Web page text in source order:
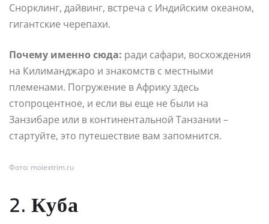
Снорклинг, дайвинг, встреча с Индийским океаном,
гигантские черепахи.
Почему именно сюда: ради сафари, восхождения
на Килиманджаро и знакомств с местными
племенами. Погружение в Африку здесь
стопроцентное, и если вы еще не были на
Занзибаре или в континентальной Танзании –
стартуйте, это путешествие вам запомнится.
Фото: moiextrim.ru
2. Куба